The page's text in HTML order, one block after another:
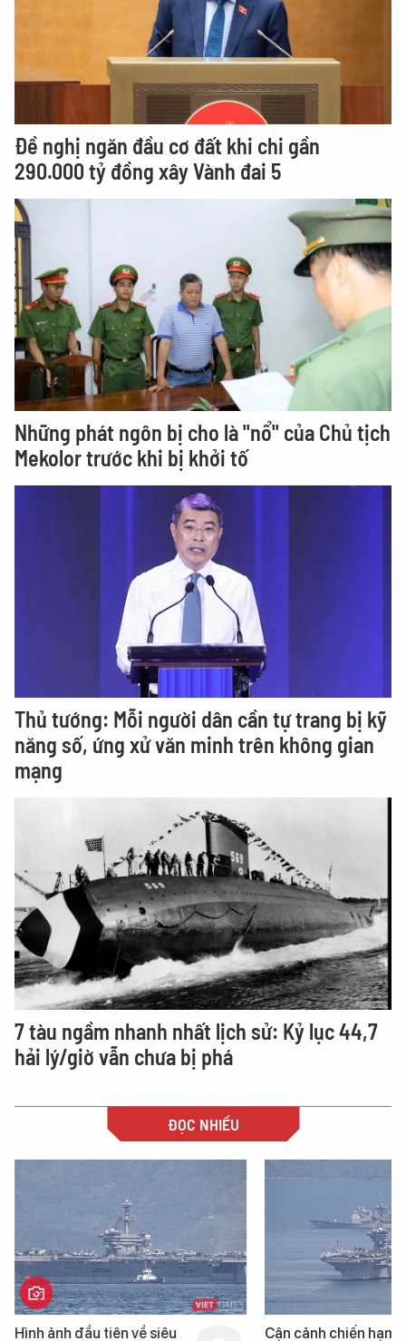
Đề nghị ngăn đầu cơ đất khi chi gần
290.000 tỷ đồng xây Vành đai 5
Những phát ngôn bị cho là "nổ" của Chủ tịch
Mekolor trước khi bị khởi tố
Thủ tướng: Mỗi người dân cần tự trang bị kỹ
năng số, ứng xử văn minh trên không gian
mạng
7 tàu ngầm nhanh nhất lịch sử: Kỷ lục 44,7
hải lý/giờ vẫn chưa bị phá
ĐỌC NHIỀU
Hình ảnh đầu tiên về siêu Cận cảnh chiến hạm